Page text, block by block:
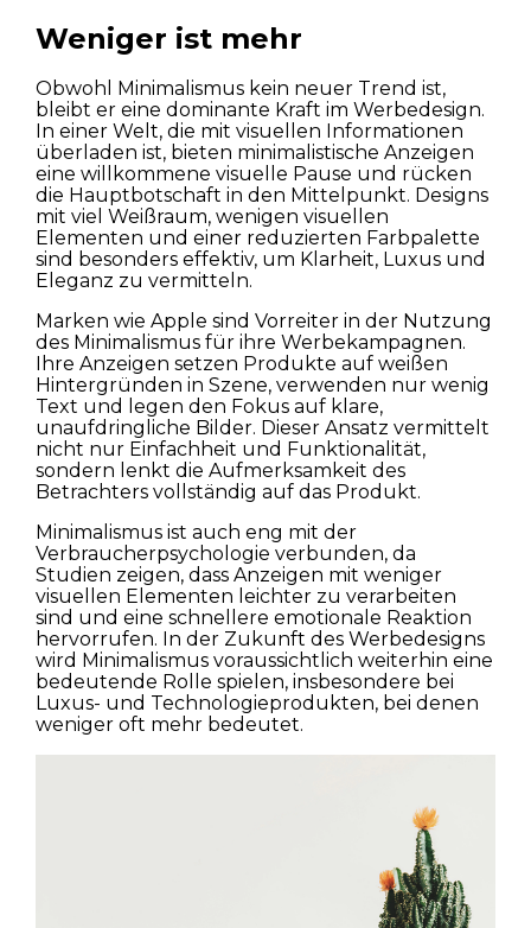
Weniger ist mehr
Obwohl Minimalismus kein neuer Trend ist,
bleibt er eine dominante Kraft im Werbedesign.
In einer Welt, die mit visuellen Informationen
überladen ist, bieten minimalistische Anzeigen
eine willkommene visuelle Pause und rücken
die Hauptbotschaft in den Mittelpunkt. Designs
mit viel Weißraum, wenigen visuellen
Elementen und einer reduzierten Farbpalette
sind besonders effektiv, um Klarheit, Luxus und
Eleganz zu vermitteln.
Marken wie Apple sind Vorreiter in der Nutzung
des Minimalismus für ihre Werbekampagnen.
Ihre Anzeigen setzen Produkte auf weißen
Hintergründen in Szene, verwenden nur wenig
Text und legen den Fokus auf klare,
unaufdringliche Bilder. Dieser Ansatz vermittelt
nicht nur Einfachheit und Funktionalität,
sondern lenkt die Aufmerksamkeit des
Betrachters vollständig auf das Produkt.
Minimalismus ist auch eng mit der
Verbraucherpsychologie verbunden, da
Studien zeigen, dass Anzeigen mit weniger
visuellen Elementen leichter zu verarbeiten
sind und eine schnellere emotionale Reaktion
hervorrufen. In der Zukunft des Werbedesigns
wird Minimalismus voraussichtlich weiterhin eine
bedeutende Rolle spielen, insbesondere bei
Luxus- und Technologieprodukten, bei denen
weniger oft mehr bedeutet.